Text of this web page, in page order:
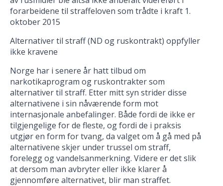
forarbeidene til straffeloven som trådte i kraft 1.
oktober 2015
Alternativer til straff (ND og ruskontrakt) oppfyller
ikke kravene
Norge har i senere år hatt tilbud om
narkotikaprogram og ruskontrakter som
alternativer til straff. Etter mitt syn strider disse
alternativene i sin nåværende form mot
internasjonale anbefalinger. Både fordi de ikke er
tilgjengelige for de fleste, og fordi de i praksis
utgjør en form for tvang, da valget om å gå med på
alternativene skjer under trussel om straff,
forelegg og vandelsanmerkning. Videre er det slik
at dersom man avbryter eller ikke klarer å
gjennomføre alternativet, blir man straffet.